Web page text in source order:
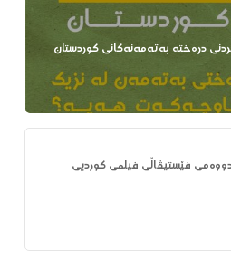
درەختە بەتەمەنەکانی کوردستان
فێستیڤاڵی فیلمی کوردیی